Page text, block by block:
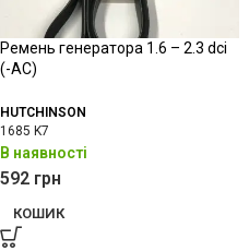
Ремень генератора 1.6 – 2.3 dci
(-AC)
HUTCHINSON
1685 K7
В наявності
592 грн
КОШИК